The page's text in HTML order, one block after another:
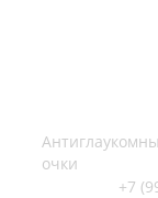
очки
+7